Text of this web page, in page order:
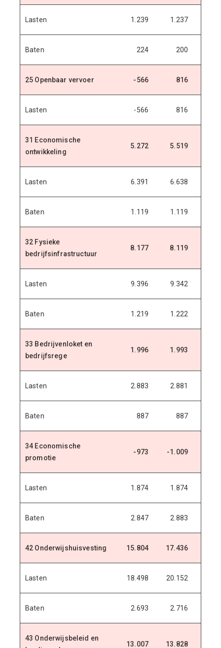
Lasten 1.239 1.237
Baten 224 200
25 Openbaar vervoer -566 816
Lasten -566 816
31 Economische
ontwikkeling
5.272 5.519
Lasten 6.391 6.638
Baten 1.119 1.119
32 Fysieke
bedrijfsinfrastructuur
8.177 8.119
Lasten 9.396 9.342
Baten 1.219 1.222
33 Bedrijvenloket en
bedrijfsrege
1.996 1.993
Lasten 2.883 2.881
Baten 887 887
34 Economische
promotie
-973 -1.009
Lasten 1.874 1.874
Baten 2.847 2.883
42 Onderwijshuisvesting 15.804 17.436
Lasten 18.498 20.152
Baten 2.693 2.716
43 Onderwijsbeleid en
13.007 13.828